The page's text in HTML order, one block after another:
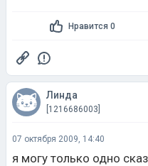
Нравится 0
Линда
[1216686003]
07 октября 2009, 14:40
я могу только одно